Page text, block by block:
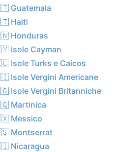
Guatemala
Haiti
Honduras
Isole Cayman
Isole Turks e Caicos
Isole Vergini Americane
Isole Vergini Britanniche
Martinica
Messico
Montserrat
Nicaragua